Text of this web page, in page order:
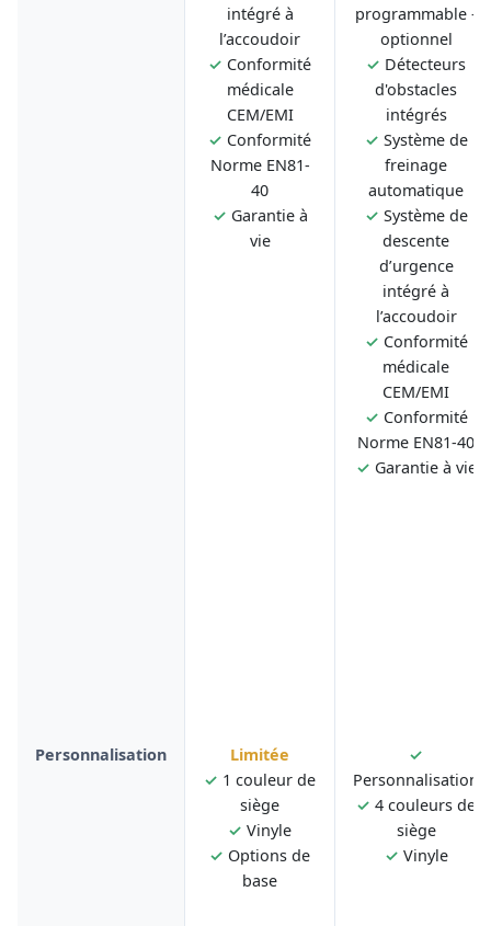
intégré à
l’accoudoir
✓ Conformité
médicale
CEM/EMI
✓ Conformité
Norme EN81-
40
✓ Garantie à
vie
programmable -
optionnel
✓ Détecteurs
d'obstacles
intégrés
✓ Système de
freinage
automatique
✓ Système de
descente
d’urgence
intégré à
l’accoudoir
✓ Conformité
médicale
CEM/EMI
✓ Conformité
Norme EN81-40
✓ Garantie à vie
Personnalisation
Limitée
✓ 1 couleur de
siège
✓ Vinyle
✓ Options de
base
✓
Personnalisation
✓ 4 couleurs de
siège
✓ Vinyle